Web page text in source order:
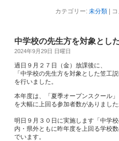
カテゴリー: 未分類|
中学校の先生方を対象とし
2024年9月29日 日曜日
過日９月２７日（金）放課後に、
「中学校の先生方を対象とした笠工
を行いました。
本年度は、「夏季オープンスクール
を大幅に上回る参加者数がありました
明日９月３０日に実施します「中学
内・県外ともに昨年度を上回る学校
でいます。